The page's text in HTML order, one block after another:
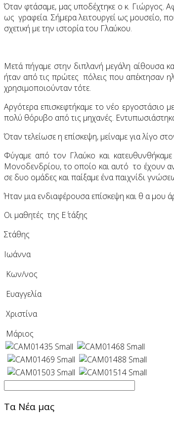
Όταν φτάσαμε, μας υποδέχτηκε ο κ. Γιώργος.
ως γραφεία. Σήμερα λειτουργεί ως μουσείο,
σχετική με την ιστορία του Γλαύκου.
Μετά πήγαμε στην διπλανή μεγάλη αίθουσα
ήταν από τις πρώτες πόλεις που απέκτησαν
χρησιμοποιούνταν τότε.
Αργότερα επισκεφτήκαμε το νέο εργοστάσιο
πολύ θόρυβο από τις μηχανές.
Όταν τελείωσε η επίσκεψη, μείναμε για λίγο
Φύγαμε από τον Γλαύκο και
Μονοδενδρίου, το οποίο και αυτό το έχουν
σε δυο ομάδες και παίξαμε ένα παιχνίδι
Ήταν μια ενδιαφέρουσα επίσκεψη και θ α μου
Οι μαθητές της Ε΄ τάξης
Στάθης
Ιωάννα
Κων/νος
Ευαγγελία
Χριστίνα
Μάριος
Τα Νέα μας